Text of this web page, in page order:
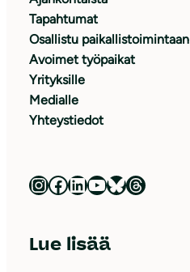
Tapahtumat
Osallistu paikallistoimintaan
Avoimet työpaikat
Yrityksille
Medialle
Yhteystiedot
Luonnonsuojeluliitto Instagramissa Luonnonsuojeluliitto Facebookissa Luonnonsuojeluliitto LinkedInissä Luonnonsuojeluliiton YouTube-kanava Luonnonsuojeluliitto Blueskyssa Luonnonsuojeluliitto Threadsissa
Lue lisää